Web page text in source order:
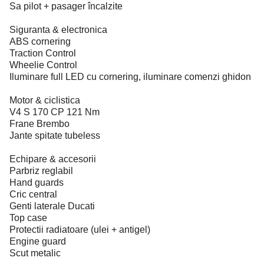
Sa pilot + pasager încalzite
Siguranta & electronica
ABS cornering
Traction Control
Wheelie Control
Iluminare full LED cu cornering, iluminare comenzi ghidon
Motor & ciclistica
V4 S 170 CP 121 Nm
Frane Brembo
Jante spitate tubeless
Echipare & accesorii
Parbriz reglabil
Hand guards
Cric central
Genti laterale Ducati
Top case
Protectii radiatoare (ulei + antigel)
Engine guard
Scut metalic